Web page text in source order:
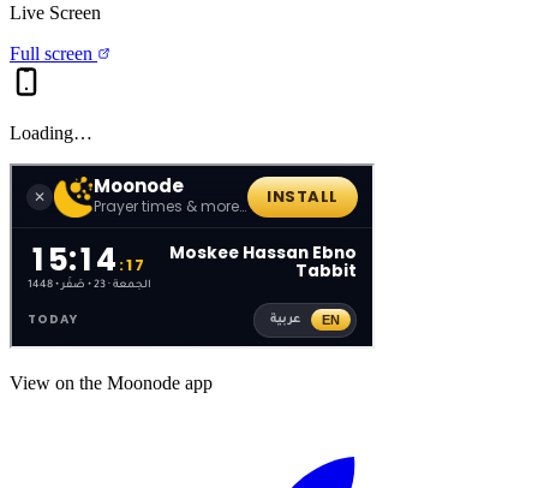
Live Screen
Full screen
Loading…
View on the Moonode app